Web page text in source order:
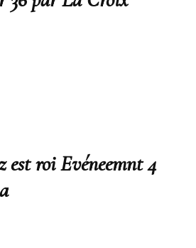
est roi Evéneemnt 4